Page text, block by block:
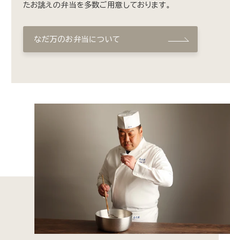
たお誂えの弁当を多数ご用意しております。
なだ万のお弁当について